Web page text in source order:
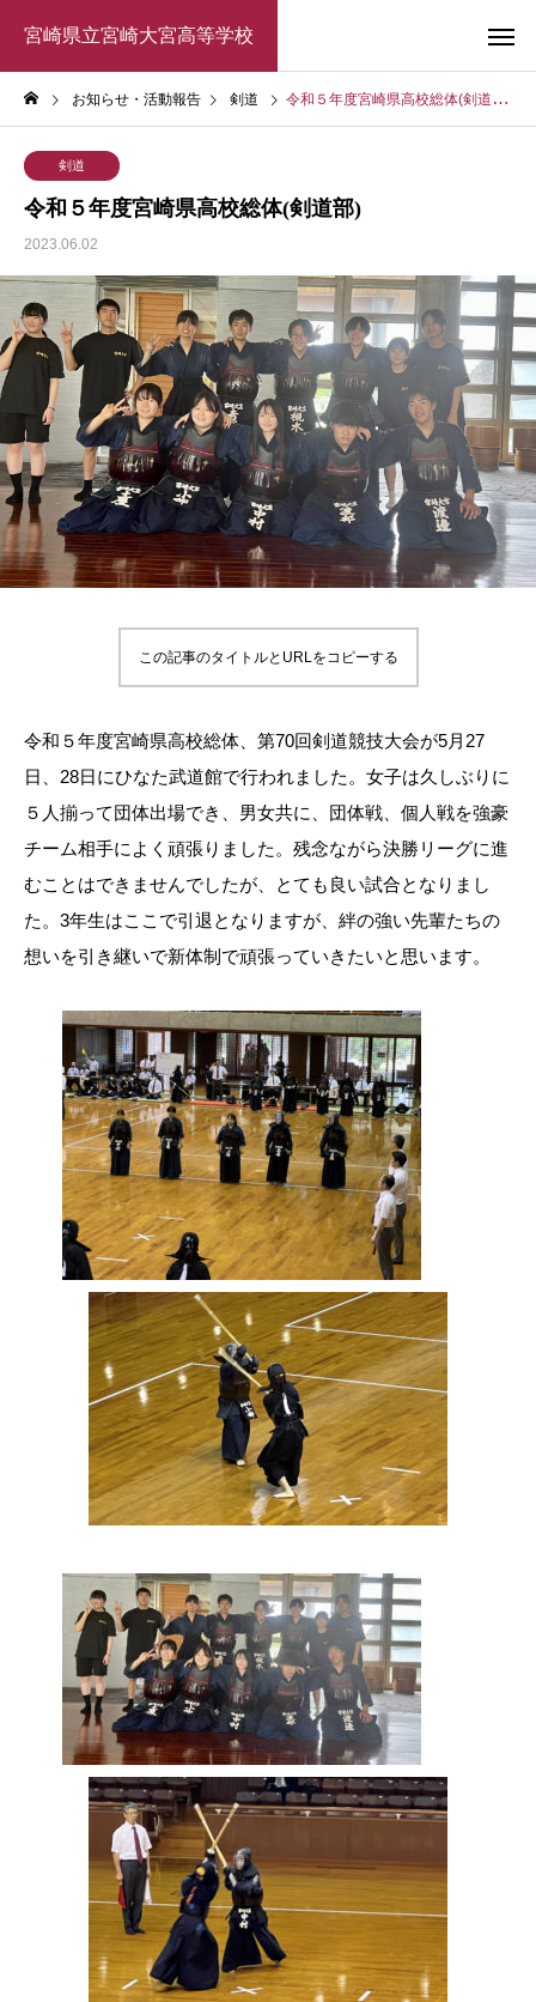
宮崎県立宮崎大宮高等学校
お知らせ・活動報告 剣道 令和５年度宮崎県高校総体(剣道部)
剣道
令和５年度宮崎県高校総体(剣道部)
2023.06.02
この記事のタイトルとURLをコピーする
令和５年度宮崎県高校総体、第70回剣道競技大会が5月27
日、28日にひなた武道館で行われました。女子は久しぶりに
５人揃って団体出場でき、男女共に、団体戦、個人戦を強豪
チーム相手によく頑張りました。残念ながら決勝リーグに進
むことはできませんでしたが、とても良い試合となりまし
た。3年生はここで引退となりますが、絆の強い先輩たちの
想いを引き継いで新体制で頑張っていきたいと思います。